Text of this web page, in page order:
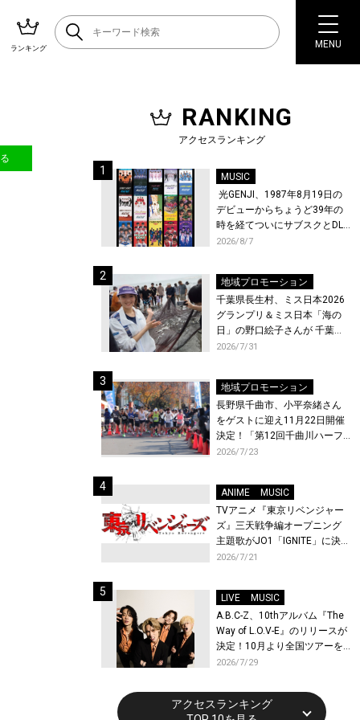
ランキング MENU
RANKING
アクセスランキング
MUSIC
光GENJI、1987年8月19日の
デビューからちょうど39年の
時を経てついにサブスクとDL
配信が解禁！
2026/8/7
地域プロモーション
千葉県長生村、ミス日本2026
グランプリ＆ミス日本「海の
日」の野口絵子さんが 千葉県
唯一の村・長生村で地引網を
2026/7/31
地域プロモーション
長野県千曲市、小平奈緒さん
をゲストに迎え11月22日開催
決定！「第12回千曲川ハーフ
マラソン」エントリー受付開
2026/7/23
ANIME
MUSIC
TVアニメ『東京リベンジャー
ズ』三天戦争編オープニング
主題歌がJO1「IGNITE」に決
定！メンバー全員から喜びと
先行上映会を開催！
2026/7/21
LIVE
MUSIC
A.B.C-Z、10thアルバム『The
Way of L.O.V-E』のリリースが
決定！10月より全国ツアーを
開催！
2026/7/29
アクセスランキング